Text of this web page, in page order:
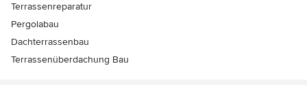
Terrassenreparatur
Pergolabau
Dachterrassenbau
Terrassenüberdachung Bau